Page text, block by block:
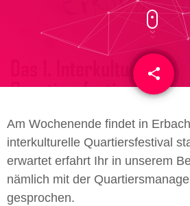
share
email
Am Wochenende findet in
interkulturelle Quartiersfestival
erwartet erfahrt Ihr in unserem
nämlich mit der
gesprochen.